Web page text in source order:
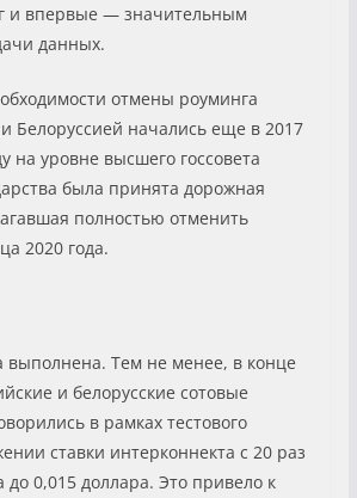
и впервые — значительным
данных.
отмены роуминга
Белоруссией начались еще в 2017
на уровне высшего госсовета
была принята дорожная
полностью отменить
2020 года.
выполнена. Тем не менее, в конце
и белорусские сотовые
в рамках тестового
ставки интерконнекта с 20 раз
0,015 доллара. Это привело к